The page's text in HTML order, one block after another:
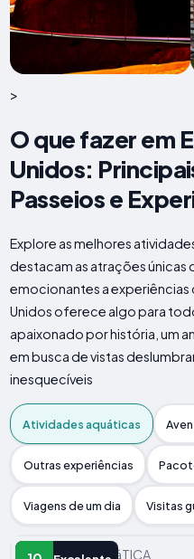
>
O que fazer em
Unidos:
Passeios e
Explore as melhores
destacam as atrações únicas
emocionantes a experiências
Unidos oferece algo para
apaixonado por história, um
em busca de vistas
inesquecíveis
Atividades aquáticas
Outras experiências
Viagens de um dia Visitas
ATIVIDADE AQUáTICA